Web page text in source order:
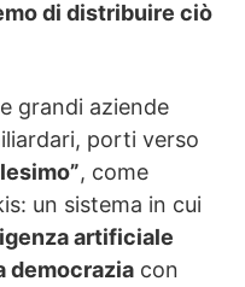
di distribuire ciò
grandi aziende
porti verso
, come
un sistema in cui
artificiale
democrazia con